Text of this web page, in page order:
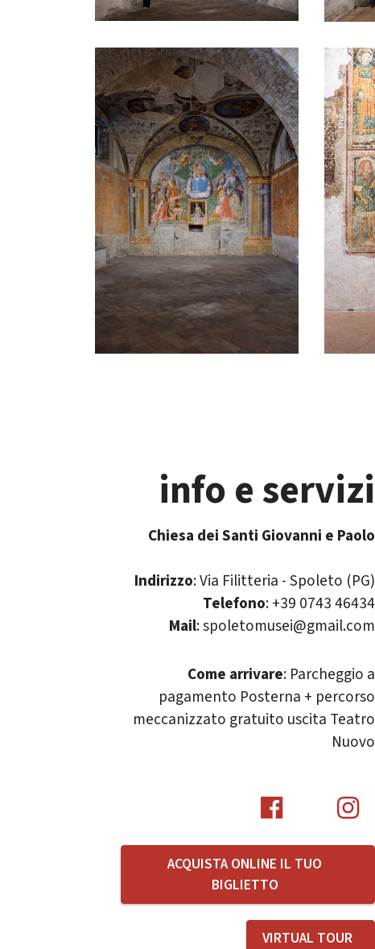
info e servizi
Chiesa dei Santi Giovanni e Paolo
Indirizzo: Via Filitteria - Spoleto (PG)
Telefono: +39 0743 46434
Mail: spoletomusei@gmail.com
Come arrivare: Parcheggio a
pagamento Posterna + percorso
meccanizzato gratuito uscita Teatro
Nuovo
ACQUISTA ONLINE IL TUO
BIGLIETTO
VIRTUAL TOUR